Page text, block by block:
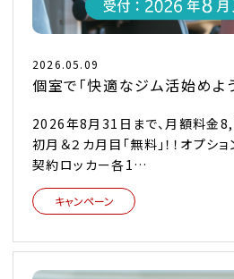
2026.05.09
個室で「快適なジム活始めよう
2026年8月31日まで、月額料金
初月＆２カ月目「無料」！！オプシ
契約ロッカー各1…
キャンペーン